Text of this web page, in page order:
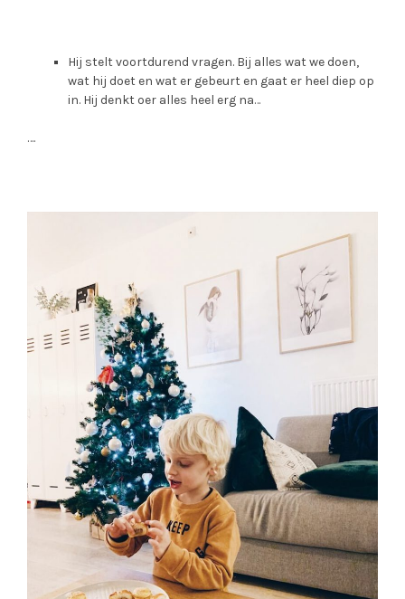
Hij stelt voortdurend vragen. Bij alles wat we doen,
wat hij doet en wat er gebeurt en gaat er heel diep op
in. Hij denkt oer alles heel erg na…
….